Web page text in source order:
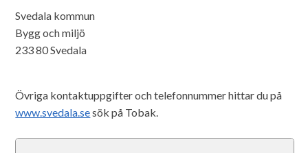
Svedala kommun
Bygg och miljö
233 80 Svedala
Övriga kontaktuppgifter och telefonnummer hittar du på
www.svedala.sesök på Tobak.